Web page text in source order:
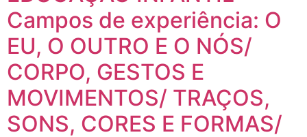
Campos de experiência: O
EU, O OUTRO E O NÓS/
CORPO, GESTOS E
MOVIMENTOS/ TRAÇOS,
SONS, CORES E FORMAS/